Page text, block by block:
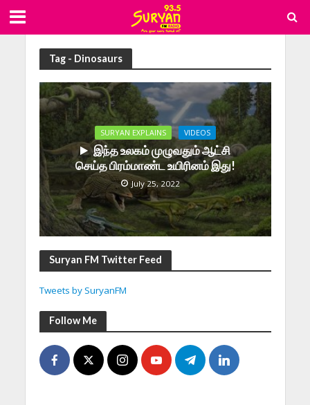
Tag - Dinosaurs
SURYAN EXPLAINS VIDEOS
இந்த உலகம் முழுவதும் ஆட்சி
செய்த பிரம்மாண்ட உயிரினம் இது!
July 25, 2022
Suryan FM Twitter Feed
Tweets by SuryanFM
Follow Me